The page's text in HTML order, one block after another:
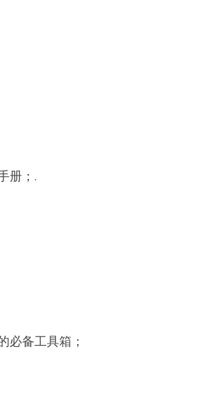
册；.
必备工具箱；